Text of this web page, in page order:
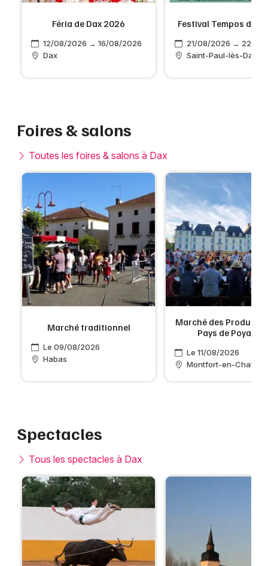
Féria de Dax 2026
12/08/2026 → 16/08/2026
Dax
Festival Tempos du
21/08/2026 → 22/
Saint-Paul-lès-Dax
Foires & salons
Toutes les foires & salons à Dax
Marché traditionnel
Le 09/08/2026
Habas
Marché des
Pays de Poyanne
Le 11/08/2026
Montfort-en-
Spectacles
Tous les spectacles à Dax